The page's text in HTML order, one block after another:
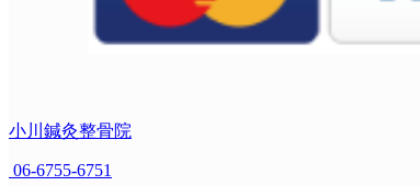
小川鍼灸整骨院
06-6755-6751